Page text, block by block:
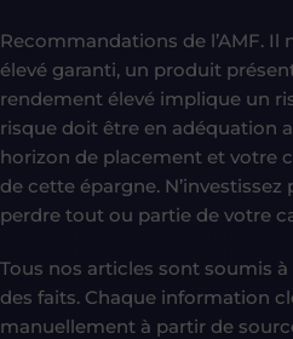
Recommandations de l’AMF. Il
élevé garanti, un produit
rendement élevé implique un
risque doit être en adéquation
horizon de placement et votre
de cette épargne. N’investissez
perdre tout ou partie de votre
Tous nos articles sont soumis
des faits. Chaque information
manuellement à partir de